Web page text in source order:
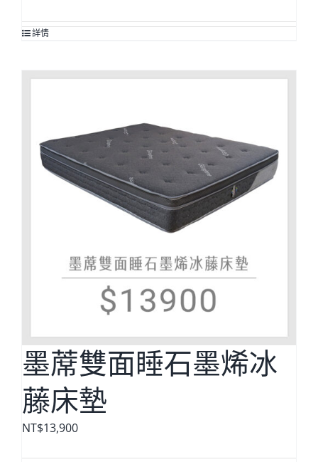
詳情
墨蓆雙面睡石墨烯冰
藤床墊
NT$13,900